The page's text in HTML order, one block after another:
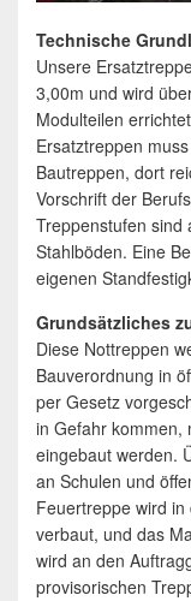
Technische
Unsere
3,00m und wird
Modulteilen
Ersatztreppen
Bautreppen, dort
Vorschrift der
Treppenstufen sind
Stahlböden. Eine
eigenen
Grundsätzliches
Diese Nottreppen
Bauverordnung in
per Gesetz
in Gefahr kommen,
eingebaut werden.
an Schulen und
Feuertreppe wird
verbaut, und das
wird an den
provisorischen